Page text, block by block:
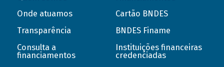
Onde atuamos
Transparência
Consulta a
financiamentos
Cartão BNDES
BNDES Finame
Instituições financeiras
credenciadas